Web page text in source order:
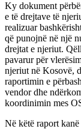
Ky dokument
e të drejtave të
realizuar
që punojnë në një
drejtat e njeriut.
pavarur për
njeriut në Kosovë,
raportimin e
vendor dhe
koordinimin mes
Në këtë raport